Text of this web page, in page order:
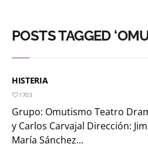
POSTS TAGGED
HISTERIA
1703
Grupo: Omutismo Teatro
y Carlos Carvajal Dirección:
María Sánchez...